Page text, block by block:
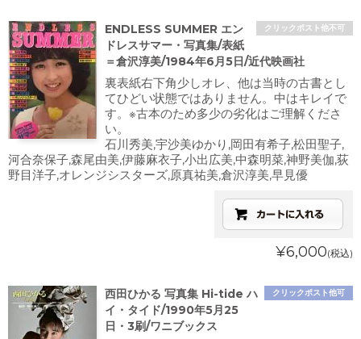
クリックポスト他不可
ENDLESS SUMMER エン
ドレスサマー・写真集/表紙
＝倉沢淳美/1984年6月5日/近代映画社
裏表紙右下角少しオレ、他は当時の古書とし
てひどい状態ではありません。中はキレイで
す。※古本のため多少の劣化はご理解くださ
い。
石川秀美,宇沙美ゆかり,岡田有希子,松田聖子,
河合奈保子,森尾由美,伊藤麻衣子,小出広美,中森明菜,神野美伽,荻
野目洋子,オレンジシスターズ,原真祐美,倉沢淳美,早見優
¥6,000(税込)
クリックポスト他可
西田ひかる 写真集 Hi-tide ハ
イ・タイド/1990年5月25
日・3刷/ワニブックス